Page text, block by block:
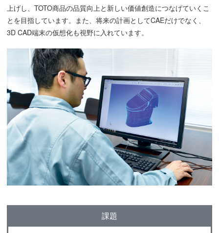
上げし、TOTO商品の品質向上と新しい価値創造につなげていくこ
とを目指しています。また、将来の計画としてCAEだけでなく、
3D CAD端末の仮想化も視野に入れています。
課題